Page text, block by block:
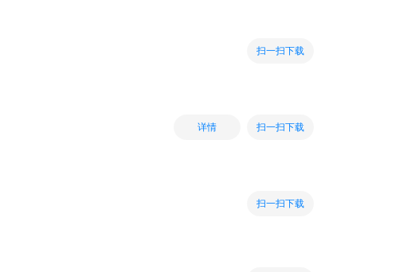
扫一扫下载
详情 扫一扫下载
扫一扫下载